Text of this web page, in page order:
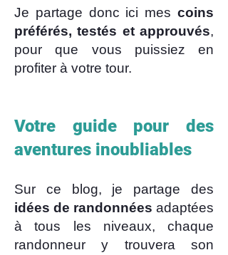
Je partage donc ici mes coins
préférés, testés et approuvés,
pour que vous puissiez en
profiter à votre tour.
Votre guide pour des
aventures inoubliables
Sur ce blog, je partage des
idées de randonnées adaptées
à tous les niveaux, chaque
randonneur y trouvera son